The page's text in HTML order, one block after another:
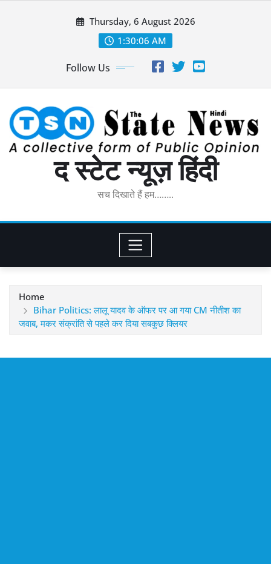
Thursday, 6 August 2026
1:30:07 AM
Follow Us
द स्टेट न्यूज़ हिंदी
सच दिखाते हैं हम……..
Home
Bihar Politics: लालू यादव के ऑफर पर आ गया CM नीतीश का
जवाब, मकर संक्रांति से पहले कर दिया सबकुछ क्लियर